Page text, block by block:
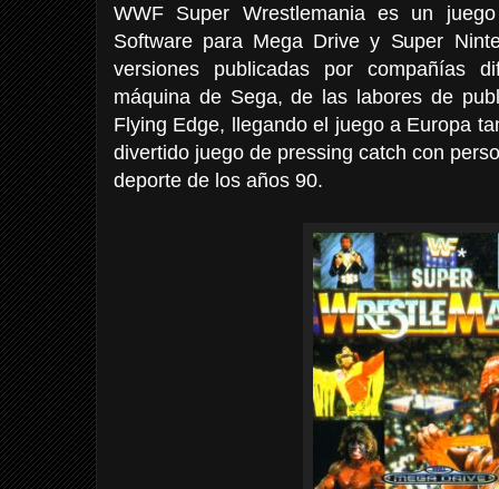
WWF Super Wrestlemania es un
Software para Mega Drive y Super
versiones publicadas por compañías
máquina de Sega, de las labores de
Flying Edge, llegando el juego a Europa
divertido juego de pressing catch con
deporte de los años 90.